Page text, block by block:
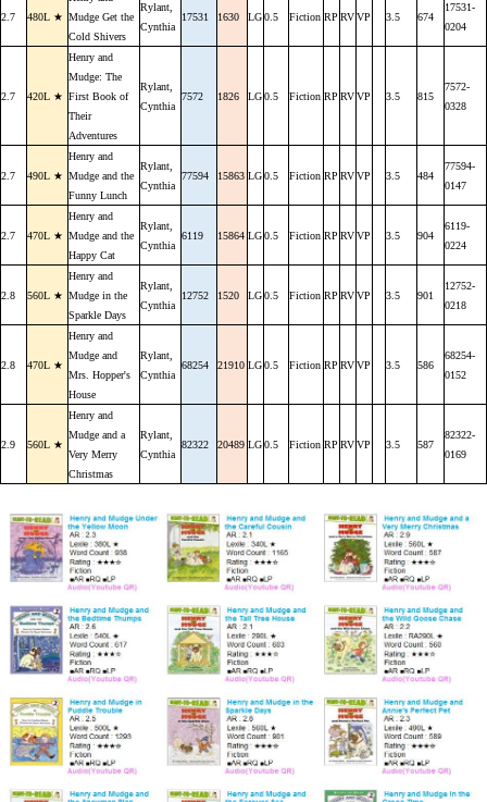
2.7 480L ★ Mudge Get the
Cold Shivers
Rylant,
Cynthia
17531 1630 LG0.5 Fiction RP RVVP 3.5 674
17531-
0204
2.7 420L ★
Henry and
Mudge: The
First Book of
Their
Adventures
Rylant,
Cynthia
7572 1826 LG0.5 Fiction RP RVVP 3.5 815
7572-
0328
2.7 490L ★
Henry and
Mudge and the
Funny Lunch
Rylant,
Cynthia
77594 15863 LG0.5 Fiction RP RVVP 3.5 484
77594-
0147
2.7 470L ★
Henry and
Mudge and the
Happy Cat
Rylant,
Cynthia
6119 15864 LG0.5 Fiction RP RVVP 3.5 904
6119-
0224
2.8 560L ★
Henry and
Mudge in the
Sparkle Days
Rylant,
Cynthia
12752 1520 LG0.5 Fiction RP RVVP 3.5 901
12752-
0218
2.8 470L ★
Henry and
Mudge and
Mrs. Hopper's
House
Rylant,
Cynthia
68254 21910 LG0.5 Fiction RP RVVP 3.5 586
68254-
0152
2.9 560L ★
Henry and
Mudge and a
Very Merry
Christmas
Rylant,
Cynthia
82322 20489 LG0.5 Fiction RP RVVP 3.5 587
82322-
0169